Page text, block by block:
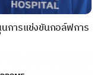
การแข่งขันกอล์ฟการ